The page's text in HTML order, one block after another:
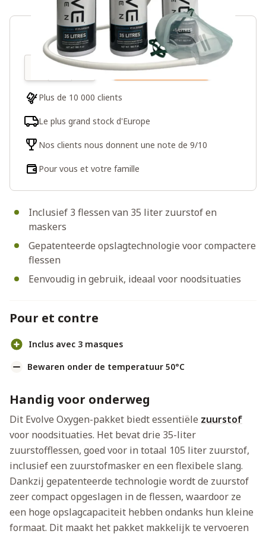
Inclusief 3 flessen van 35 liter zuurstof en
maskers
Gepatenteerde opslagtechnologie voor compactere
flessen
Eenvoudig in gebruik, ideaal voor noodsituaties
Quantité Ajouter au panier
Plus de 10 000 clients
Le plus grand stock d'Europe
Nos clients nous donnent une note de 9/10
Pour vous et votre famille
Pour et contre
Inclus avec 3 masques
Bewaren onder de temperatuur 50°C
Handig voor onderweg
Dit Evolve Oxygen-pakket biedt essentiële zuurstof
voor noodsituaties. Het bevat drie 35-liter
zuurstofflessen, goed voor in totaal 105 liter zuurstof,
inclusief een zuurstofmasker en een flexibele slang.
Dankzij gepatenteerde technologie wordt de zuurstof
zeer compact opgeslagen in de flessen, waardoor ze
een hoge opslagcapaciteit hebben ondanks hun kleine
formaat. Dit maakt het pakket makkelijk te vervoeren